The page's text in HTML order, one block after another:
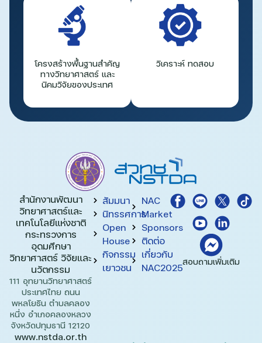
โครงสร้างพื้นฐานสำคัญ
ทางวิทยาศาสตร์ และ
นิคมวิจัยของประเทศ
วิเคราะห์ ทดสอบ
สำนักงานพัฒนา
วิทยาศาสตร์และ
เทคโนโลยีแห่งชาติ​
กระทรวงการ
อุดมศึกษา
วิทยาศาสตร์ วิจัยและ
นวัตกรรม
111 อุทยานวิทยาศาสตร์
ประเทศไทย ถนน
พหลโยธิน ตำบลคลอง
หนึ่ง อำเภอคลองหลวง
จังหวัดปทุมธานี 12120
www.nstda.or.th
สัมมนา
นิทรรศการ
Open
House
กิจกรรม
เยาวชน
NAC
Market
Sponsors
ติดต่อ
เกี่ยวกับ
NAC2025สอบถามเพิ่มเติม